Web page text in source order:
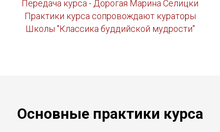
Передача курса - Дорогая Марина Селицки
Практики курса сопровождают кураторы
Школы "Классика буддийской мудрости"
Основные практики курса